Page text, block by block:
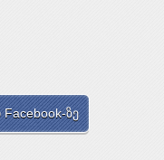
Facebook-ზე